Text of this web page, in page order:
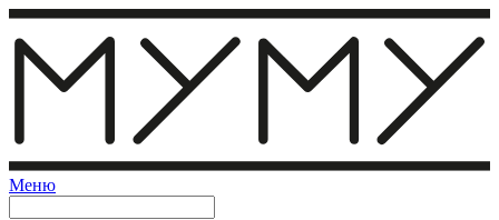
Меню